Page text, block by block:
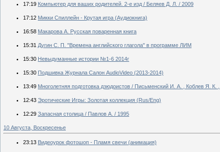
17:19 Компьютер для ваших родителей. 2-е изд / Беляев Д. Л. / 2009
17:12 Микки Спиллейн - Крутая игра (Аудиокнига)
16:58 Макарова А. Русская поваренная книга
15:31 Дугин С. П. "Времена английского глагола" в программе ЛИМ
15:30 Невыдуманные истории №1-6 2014г
15:30 Подшивка Журнала Салон AudioVideo (2013-2014)
13:49 Многолетняя подготовка дзюдоистов / Письменский И. А. , Коблев Я.
12:43 Эротические Игры: Золотая коллекция (Rus/Eng)
12:29 Запасная столица / Павлов А. / 1995
10 Августа, Воскресенье
23:13 Видеоурок фотошоп - Пламя свечи (анимация)